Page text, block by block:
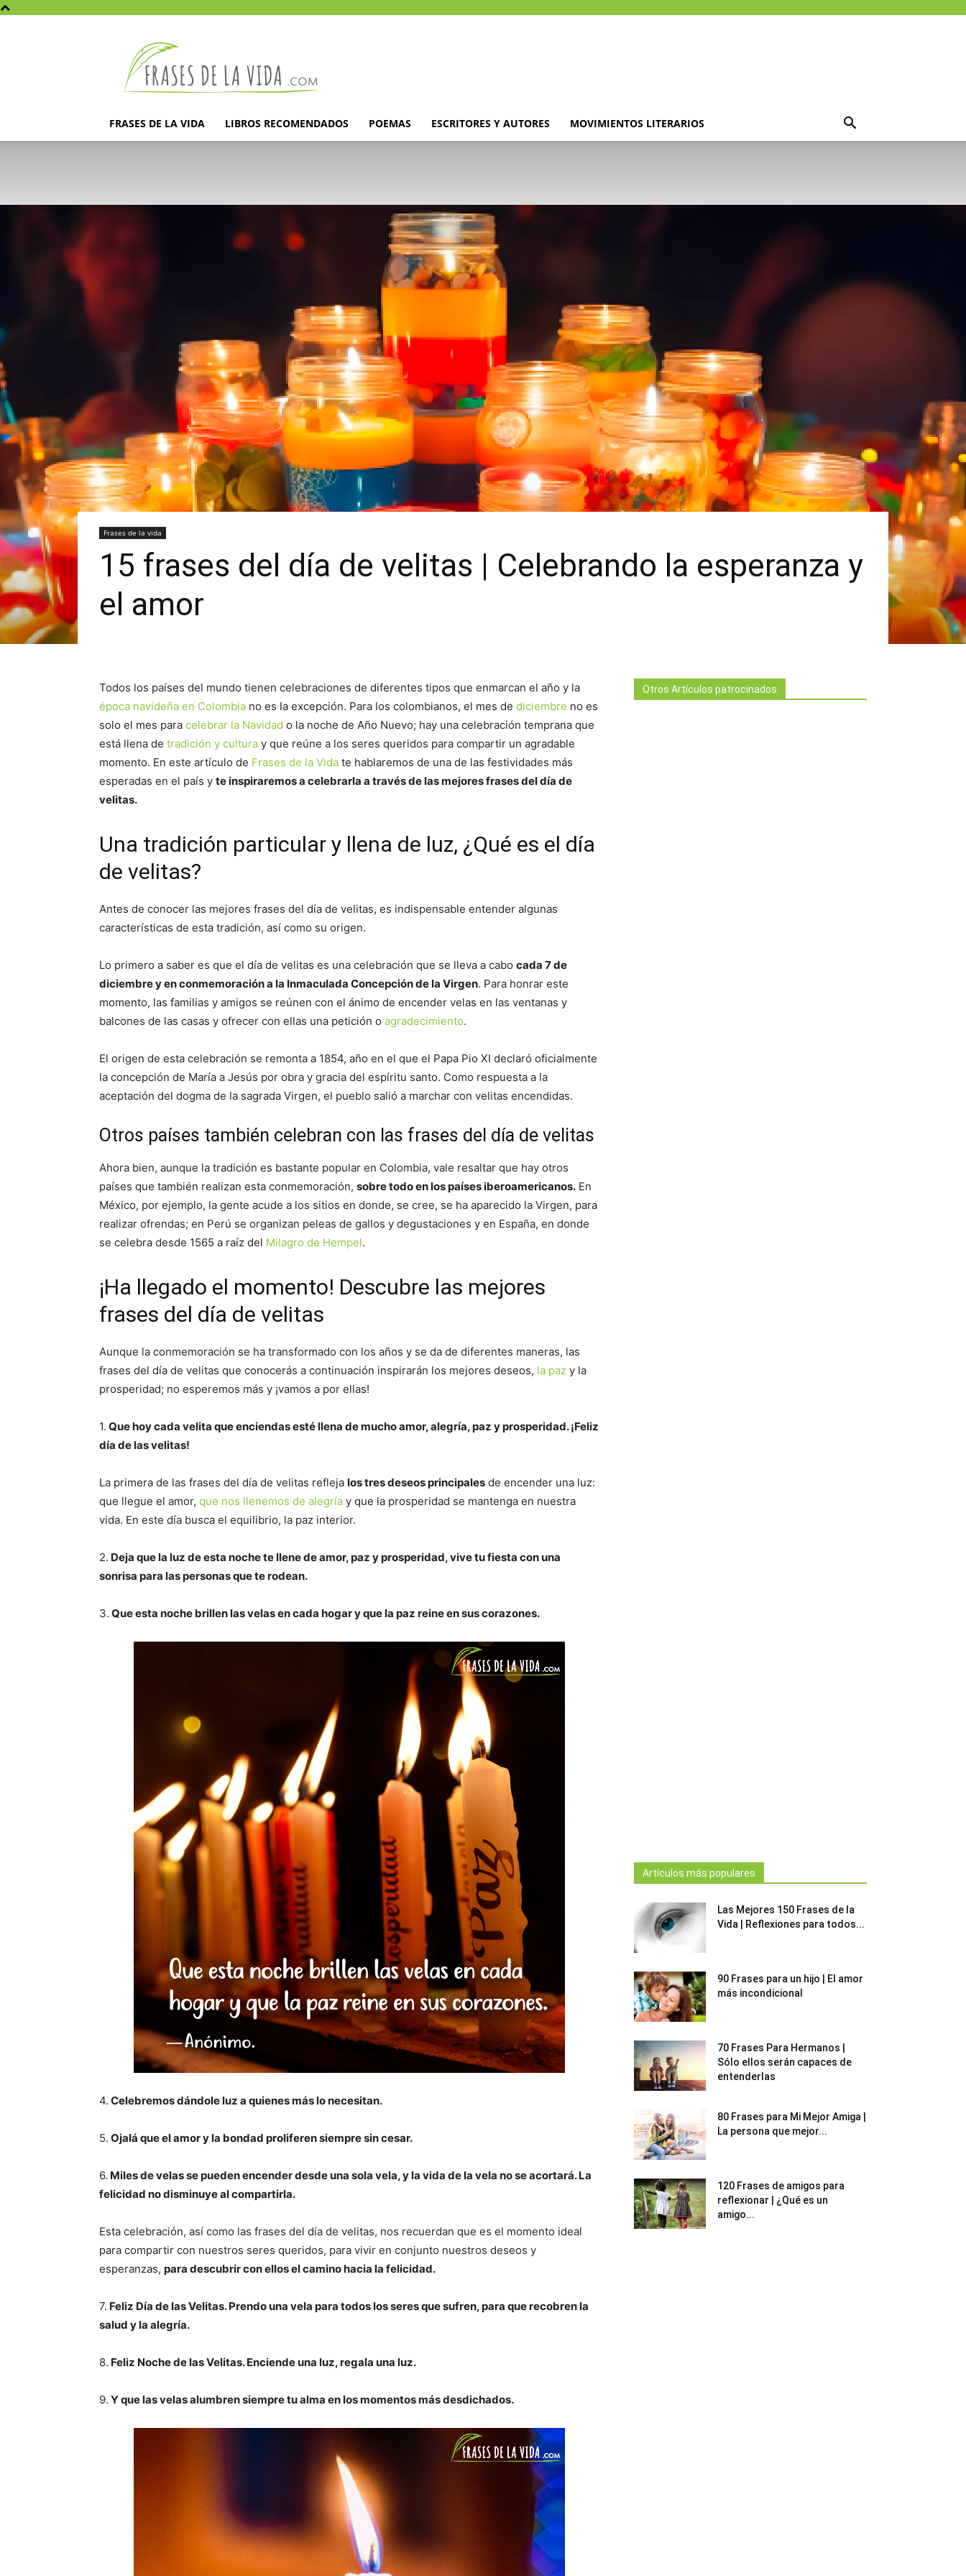
la
vida
FRASES DE LA VIDA LIBROS RECOMENDADOS POEMAS ESCRITORES Y AUTORES MOVIMIENTOS LITERARIOS
Frases de la vida
15 frases del día de velitas | Celebrando la esperanza y
el amor
Todos los países del mundo tienen celebraciones de diferentes tipos que enmarcan el año y la
época navideña en Colombia no es la excepción. Para los colombianos, el mes de diciembre no es
solo el mes para celebrar la Navidad o la noche de Año Nuevo; hay una celebración temprana que
está llena de tradición y cultura y que reúne a los seres queridos para compartir un agradable
momento. En este artículo de Frases de la Vida te hablaremos de una de las festividades más
esperadas en el país y te inspiraremos a celebrarla a través de las mejores frases del día de
velitas.
Una tradición particular y llena de luz, ¿Qué es el día
de velitas?
Antes de conocer las mejores frases del día de velitas, es indispensable entender algunas
características de esta tradición, así como su origen.
Lo primero a saber es que el día de velitas es una celebración que se lleva a cabo cada 7 de
diciembre y en conmemoración a la Inmaculada Concepción de la Virgen. Para honrar este
momento, las familias y amigos se reúnen con el ánimo de encender velas en las ventanas y
balcones de las casas y ofrecer con ellas una petición o agradecimiento.
El origen de esta celebración se remonta a 1854, año en el que el Papa Pio XI declaró oficialmente
la concepción de María a Jesús por obra y gracia del espíritu santo. Como respuesta a la
aceptación del dogma de la sagrada Virgen, el pueblo salió a marchar con velitas encendidas.
Otros países también celebran con las frases del día de velitas
Ahora bien, aunque la tradición es bastante popular en Colombia, vale resaltar que hay otros
países que también realizan esta conmemoración, sobre todo en los países iberoamericanos. En
México, por ejemplo, la gente acude a los sitios en donde, se cree, se ha aparecido la Virgen, para
realizar ofrendas; en Perú se organizan peleas de gallos y degustaciones y en España, en donde
se celebra desde 1565 a raíz del Milagro de Hempel.
¡Ha llegado el momento! Descubre las mejores
frases del día de velitas
Aunque la conmemoración se ha transformado con los años y se da de diferentes maneras, las
frases del día de velitas que conocerás a continuación inspirarán los mejores deseos, la paz y la
prosperidad; no esperemos más y ¡vamos a por ellas!
1. Que hoy cada velita que enciendas esté llena de mucho amor, alegría, paz y prosperidad. ¡Feliz
día de las velitas!
La primera de las frases del día de velitas refleja los tres deseos principales de encender una luz:
que llegue el amor, que nos llenemos de alegría y que la prosperidad se mantenga en nuestra
vida. En este día busca el equilibrio, la paz interior.
2. Deja que la luz de esta noche te llene de amor, paz y prosperidad, vive tu fiesta con una
sonrisa para las personas que te rodean.
3. Que esta noche brillen las velas en cada hogar y que la paz reine en sus corazones.
4. Celebremos dándole luz a quienes más lo necesitan.
5. Ojalá que el amor y la bondad proliferen siempre sin cesar.
6. Miles de velas se pueden encender desde una sola vela, y la vida de la vela no se acortará. La
felicidad no disminuye al compartirla.
Esta celebración, así como las frases del día de velitas, nos recuerdan que es el momento ideal
para compartir con nuestros seres queridos, para vivir en conjunto nuestros deseos y
esperanzas, para descubrir con ellos el camino hacia la felicidad.
7. Feliz Día de las Velitas. Prendo una vela para todos los seres que sufren, para que recobren la
salud y la alegría.
8. Feliz Noche de las Velitas. Enciende una luz, regala una luz.
9. Y que las velas alumbren siempre tu alma en los momentos más desdichados.
Otros Artículos patrocinados
Artículos más populares
Las Mejores 150 Frases de la
Vida | Reflexiones para todos...
90 Frases para un hijo | El amor
más incondicional
70 Frases Para Hermanos |
Sólo ellos serán capaces de
entenderlas
80 Frases para Mi Mejor Amiga |
La persona que mejor...
120 Frases de amigos para
reflexionar | ¿Qué es un
amigo...